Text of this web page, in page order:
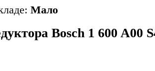
Мало
Bosch 1 600 A00